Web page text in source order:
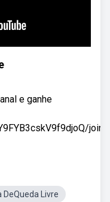
e ganhe
join.
DeQueda Livre